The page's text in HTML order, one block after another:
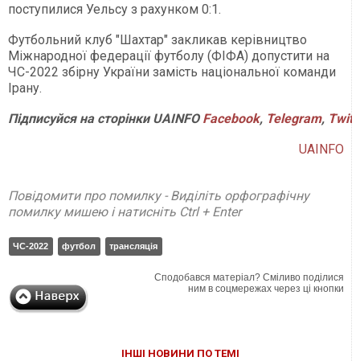
поступилися Уельсу з рахунком 0:1.
Футбольний клуб "Шахтар" закликав керівництво
Міжнародної федерації футболу (ФІФА) допустити на
ЧС-2022 збірну України замість національної команди
Ірану.
Підписуйся на сторінки UAINFO Facebook, Telegram,
UAINFO
Повідомити про помилку - Виділіть орфографічну
помилку мишею і натисніть Ctrl + Enter
ЧС-2022 футбол трансляція
Сподобався матеріал? Сміливо поділися
ним в соцмережах через ці кнопки
ІНШІ НОВИНИ ПО ТЕМІ